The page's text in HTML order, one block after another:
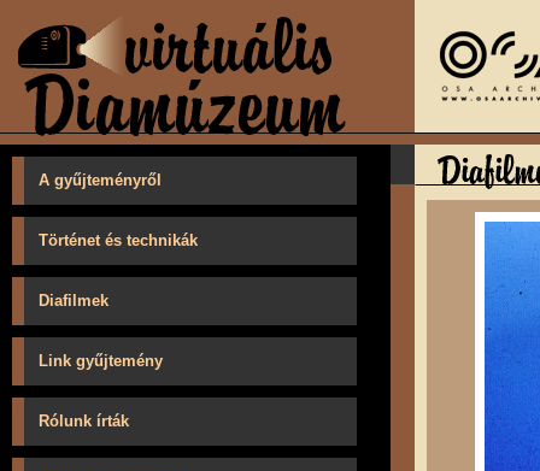
A gyűjteményről
Történet és technikák
Diafilmek
Link gyűjtemény
Rólunk írták